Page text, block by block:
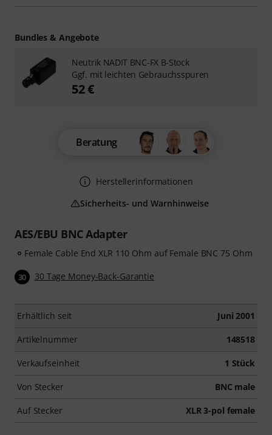
AES/EBU BNC Adapter
Female Cable End XLR 110 Ohm auf Female BNC 75 Ohm
30 30 Tage Money-Back-Garantie
Erhältlich seit Juni 2001
Artikelnummer 148518
Verkaufseinheit 1 Stück
Von Stecker BNC male
Auf Stecker XLR 3-pol female
Beratung
Herstellerinformationen
Sicherheits- und Warnhinweise
Bundles & Angebote
Neutrik NADIT BNC-FX B-Stock
Ggf. mit leichten Gebrauchsspuren
52 €